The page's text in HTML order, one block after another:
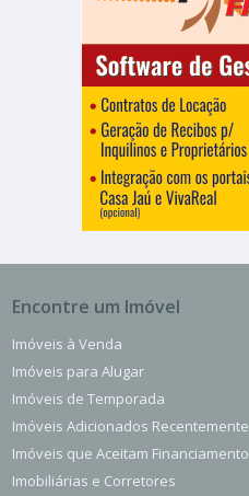
Encontre um Imóvel
Imóveis à Venda
Imóveis para Alugar
Imóveis de Temporada
Imóveis Adicionados Recentemente
Imóveis que Aceitam Financiamento
Imobiliárias e Corretores